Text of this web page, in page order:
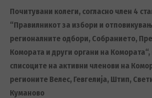
Почитувани колеги, согласно член 4
“Правилникот за избори и
регионалните одбори, Собранието,
Комората и други органи на Комората“,
списоците на активни членови на
регионите Велес, Гевгелија, Штип,
Куманово